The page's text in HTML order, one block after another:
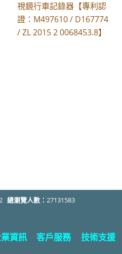
視鏡行車記錄器【專利認
證：M497610 / D167774
/ ZL 2015 2 0068453.8】
總瀏覽人數： 27131583
資訊 客戶服務 技術支援